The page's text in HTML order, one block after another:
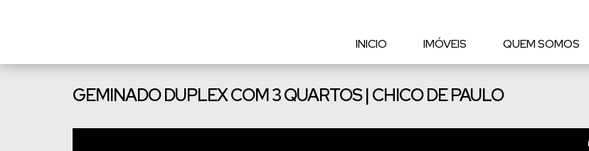
QUEM SOMOS
IMÓVEIS
INICIO
GEMINADO DUPLEX COM 3 QUARTOS | CHICO DE PAULO